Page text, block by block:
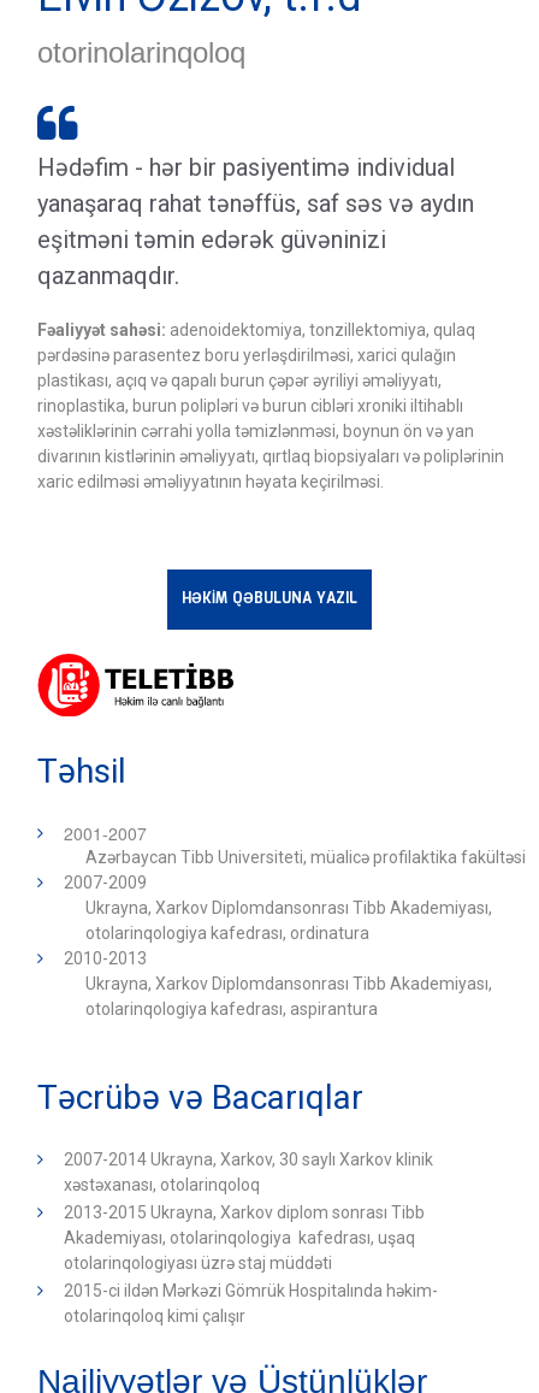
otorinolarinqoloq

Hədəfim - hər bir pasiyentimə individual
yanaşaraq rahat tənəffüs, saf səs və aydın
eşitməni təmin edərək güvəninizi
qazanmaqdır.
Fəaliyyət sahəsi: adenoidektomiya, tonzillektomiya, qulaq
pərdəsinə parasentez boru yerləşdirilməsi, xarici qulağın
plastikası, açıq və qapalı burun çəpər əyriliyi əməliyyatı,
rinoplastika, burun polipləri və burun cibləri xroniki iltihablı
xəstəliklərinin cərrahi yolla təmizlənməsi, boynun ön və yan
divarının kistlərinin əməliyyatı, qırtlaq biopsiyaları və poliplərinin
xaric edilməsi əməliyyatının həyata keçirilməsi.
HƏKİM QƏBULUNA YAZIL
Təhsil
2001-2007
Azərbaycan Tibb Universiteti, müalicə profilaktika fakültəsi
2007-2009
Ukrayna, Xarkov Diplomdansonrası Tibb Akademiyası,
otolarinqologiya kafedrası, ordinatura
2010-2013
Ukrayna, Xarkov Diplomdansonrası Tibb Akademiyası,
otolarinqologiya kafedrası, aspirantura
Təcrübə və Bacarıqlar
2007-2014 Ukrayna, Xarkov, 30 saylı Xarkov klinik
xəstəxanası, otolarinqoloq
2013-2015 Ukrayna, Xarkov diplom sonrası Tibb
Akademiyası, otolarinqologiya kafedrası, uşaq
otolarinqologiyası üzrə staj müddəti
2015-ci ildən Mərkəzi Gömrük Hospitalında həkim-
otolarinqoloq kimi çalışır
Nailiyyətlər və Üstünlüklər